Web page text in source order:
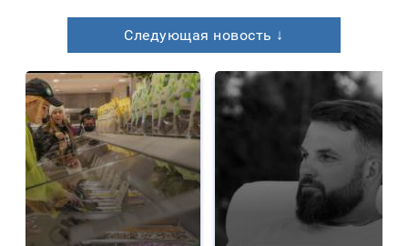
Следующая новость ↓